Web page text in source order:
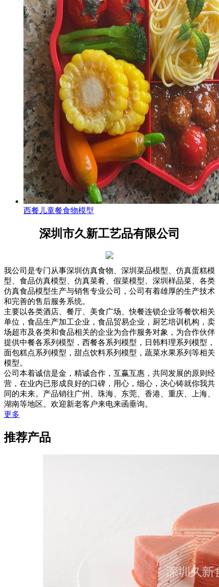
西餐儿童餐食物模型
深圳市久新工艺品有限公司
我公司是专门从事深圳仿真食物、深圳菜品模型、仿真蛋糕模
型、食品仿真模型、仿真菜肴、假菜模型、深圳样品菜、各类
仿真食品模型生产与销售专业公司，公司有着雄厚的生产技术
和完善的售后服务系统。
主要以各类酒店、餐厅、美食广场、快餐连锁企业等餐饮相关
单位，食品生产加工企业，食品贸易企业，厨艺培训机构，卖
场超市及各类和食品相关的企业为合作服务对象，为合作伙伴
提供中餐各系列模型，西餐各系列模型，日韩料理系列模型，
面包糕点系列模型，甜点饮料系列模型，蔬菜水果系列等相关
模型。
公司本着诚信是金，精诚合作，互赢互惠，共同发展的原则经
营，在业内已形成良好的口碑，用心，细心，决心铸就你我共
同的未来。产品销往广州、珠海、东莞、香港、重庆、上海、
湖南等地区。欢迎新老客户来电来函垂询。
更多
推荐产品